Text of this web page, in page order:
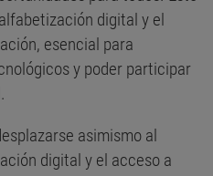
digital y el
esencial para
y poder participar
asimismo al
digital y el acceso a